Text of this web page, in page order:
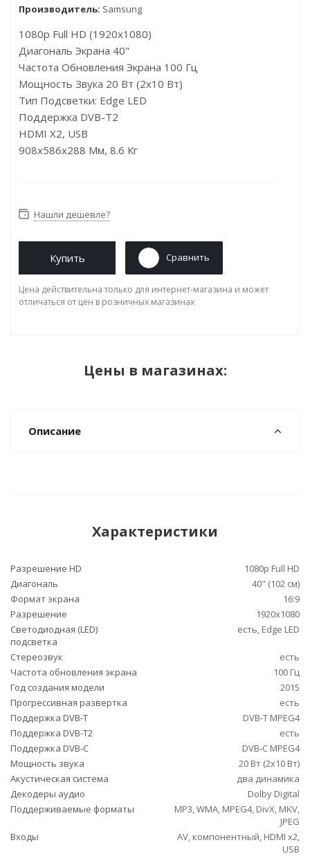
Производитель: Samsung
1080p Full HD (1920x1080)
Диагональ Экрана 40"
Частота Обновления Экрана 100 Гц
Мощность Звука 20 Вт (2x10 Вт)
Тип Подсветки: Edge LED
Поддержка DVB-T2
HDMI X2, USB
908x586x288 Мм, 8.6 Кг
Нашли дешевле?
Купить Сравнить
Цена действительна только для интернет-магазина и может
отличаться от цен в розничных магазинах
Цены в магазинах:
Описание
Характеристики
Разрешение HD
1080p Full HD
Диагональ
40" (102 см)
Формат экрана
16:9
Разрешение
1920x1080
Светодиодная (LED)
подсветка
есть, Edge LED
Стереозвук
есть
Частота обновления экрана
100 Гц
Год создания модели
2015
Прогрессивная развертка
есть
Поддержка DVB-T
DVB-T MPEG4
Поддержка DVB-T2
есть
Поддержка DVB-C
DVB-C MPEG4
Мощность звука
20 Вт (2x10 Вт)
Акустическая система
два динамика
Декодеры аудио
Dolby Digital
Поддерживаемые форматы
MP3, WMA, MPEG4, DivX, MKV,
JPEG
Входы
AV, компонентный, HDMI x2,
USB